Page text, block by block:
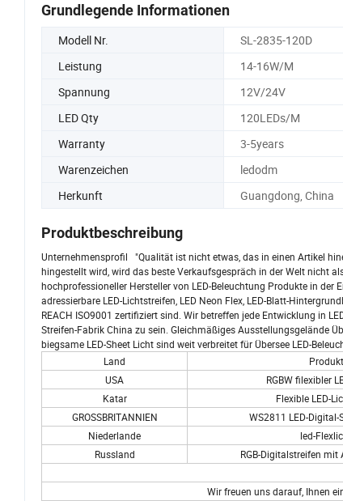
Grundlegende Informationen
Modell Nr. SL-2835-120D
Leistung
14-16W/M
Spannung
12V/24V
LED Qty
120LEDs/M
Warranty
3-5years
Warenzeichen
ledodm
Herkunft
Guangdong, China
Produktbeschreibung
Unternehmensprofil "Qualität ist nicht etwas, das in einen Artikel
hingestellt wird, wird das beste Verkaufsgespräch in der Welt nicht
hochprofessioneller Hersteller von LED-Beleuchtung Produkte in der
adressierbare LED-Lichtstreifen, LED Neon Flex, LED-Blatt-
REACH ISO9001 zertifiziert sind. Wir betreffen jede Entwicklung in
Streifen-Fabrik China zu sein. Gleichmäßiges Ausstellungsgelände
biegsame LED-Sheet Licht sind weit verbreitet für Übersee LED-
Land
Produkt
USA
RGBW filexibler
Katar
Flexible LED-
GROSSBRITANNIEN
WS2811 LED-
Niederlande
led-
Russland
RGB-Digitalstreifen
Wir freuen uns darauf, Ihnen